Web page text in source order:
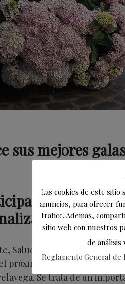
sus mejores
en el III
este
Salud Pública e
próximo 30 de junio
Se trata de un
Las cookies de este sitio
anuncios, para ofrecer
tráfico. Además,
sitio web con nuestros
de análisis
Reglamento General de